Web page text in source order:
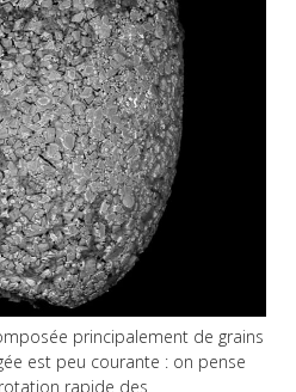
principalement de grains
est peu courante : on pense
rapide des